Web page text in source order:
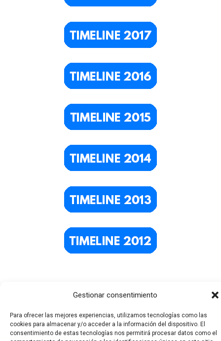
Gestionar consentimiento
Para ofrecer las mejores experiencias, utilizamos tecnologías como las
cookies para almacenar y/o acceder a la información del dispositivo. El
consentimiento de estas tecnologías nos permitirá procesar datos como el